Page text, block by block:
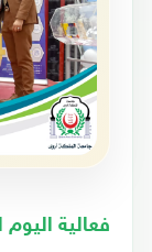
فعالية